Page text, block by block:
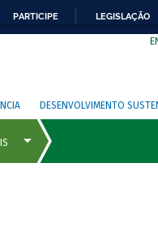
PARTICIPE LEGISLAÇÃO
DESENVOLVIMENTO